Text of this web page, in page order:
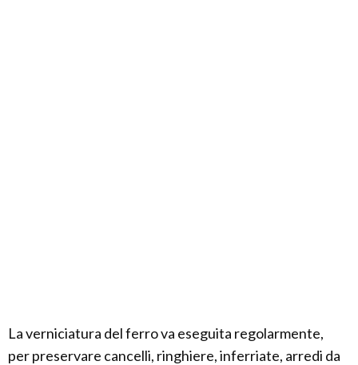
La verniciatura del ferro va eseguita regolarmente,
per preservare cancelli, ringhiere, inferriate, arredi da